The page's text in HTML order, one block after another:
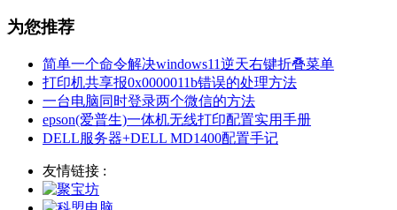
为您推荐
简单一个命令解决windows11逆天右键折叠菜单
打印机共享报0x0000011b错误的处理方法
一台电脑同时登录两个微信的方法
epson(爱普生)一体机无线打印配置实用手册
DELL服务器+DELL MD1400配置手记
友情链接 :